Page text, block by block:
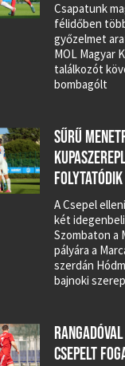
Csapatunk
félidőben
győzelmet
MOL Magyar
találkozót
bombagólt
SŰRŰ
A Csepel
két
Szombaton a
pályára a
szerdán
bajnoki
CSEPELT